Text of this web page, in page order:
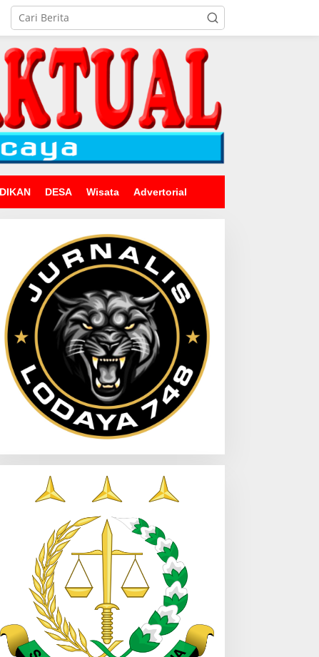
DESA Wisata Advertorial